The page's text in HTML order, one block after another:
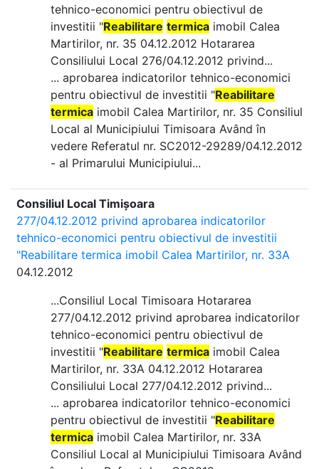
tehnico-economici pentru obiectivul de
investitii "Reabilitare termica imobil Calea
Martirilor, nr. 35 04.12.2012 Hotararea
Consiliului Local 276/04.12.2012 privind...
... aprobarea indicatorilor tehnico-economici
pentru obiectivul de investitii "Reabilitare
termica imobil Calea Martirilor, nr. 35 Consiliul
Local al Municipiului Timisoara Având în
vedere Referatul nr. SC2012-29289/04.12.2012
- al Primarului Municipiului...
Consiliul Local Timișoara
277/04.12.2012 privind aprobarea indicatorilor
tehnico-economici pentru obiectivul de investitii
"Reabilitare termica imobil Calea Martirilor, nr. 33A
04.12.2012
...Consiliul Local Timisoara Hotararea
277/04.12.2012 privind aprobarea indicatorilor
tehnico-economici pentru obiectivul de
investitii "Reabilitare termica imobil Calea
Martirilor, nr. 33A 04.12.2012 Hotararea
Consiliului Local 277/04.12.2012 privind...
... aprobarea indicatorilor tehnico-economici
pentru obiectivul de investitii "Reabilitare
termica imobil Calea Martirilor, nr. 33A
Consiliul Local al Municipiului Timisoara Având